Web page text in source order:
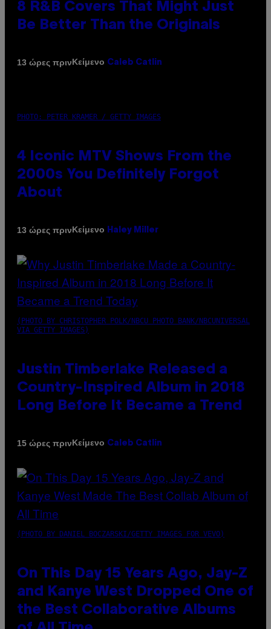
8 R&B Covers That Might Just
Be Better Than the Originals
13 ώρες πρινΚείμενο Caleb Catlin
PHOTO: PETER KRAMER / GETTY IMAGES
4 Iconic MTV Shows From the
2000s You Definitely Forgot
About
13 ώρες πρινΚείμενο Haley Miller
(PHOTO BY CHRISTOPHER POLK/NBCU PHOTO BANK/NBCUNIVERSAL
VIA GETTY IMAGES)
Justin Timberlake Released a
Country-Inspired Album in 2018
Long Before It Became a Trend
15 ώρες πρινΚείμενο Caleb Catlin
(PHOTO BY DANIEL BOCZARSKI/GETTY IMAGES FOR VEVO)
On This Day 15 Years Ago, Jay-Z
and Kanye West Dropped One of
the Best Collaborative Albums